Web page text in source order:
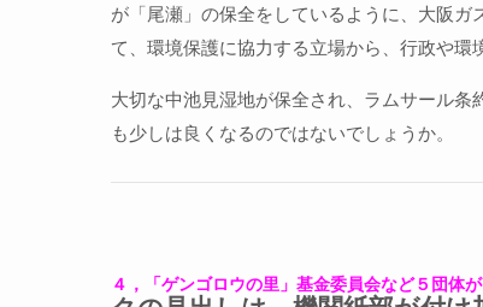
が「尾瀬」の保全をしているように、大阪ガ
て、環境保護に協力する立場から、行政や環
大切な中池見湿地が保全され、ラムサール
も少しは良くなるのではないでしょうか。
４，「ゲンゴロウの里」基金委員会など５団体